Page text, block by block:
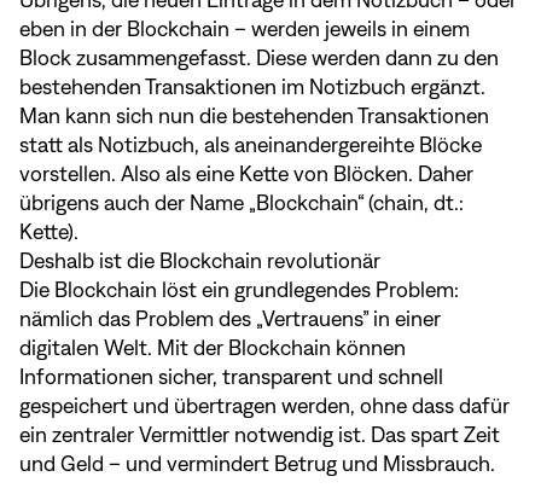
eben in der Blockchain – werden jeweils in einem
Block zusammengefasst. Diese werden dann zu den
bestehenden Transaktionen im Notizbuch ergänzt.
Man kann sich nun die bestehenden Transaktionen
statt als Notizbuch, als aneinandergereihte Blöcke
vorstellen. Also als eine Kette von Blöcken. Daher
übrigens auch der Name „Blockchain“ (chain, dt.:
Kette).
Deshalb ist die Blockchain revolutionär
Die Blockchain löst ein grundlegendes Problem:
nämlich das Problem des „Vertrauens” in einer
digitalen Welt. Mit der Blockchain können
Informationen sicher, transparent und schnell
gespeichert und übertragen werden, ohne dass dafür
ein zentraler Vermittler notwendig ist. Das spart Zeit
und Geld – und vermindert Betrug und Missbrauch.